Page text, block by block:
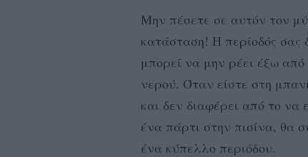
Μην πέσετε σε αυτόν τον
κατάσταση! Η περίοδός
μπορεί να μην ρέει έξω από
νερού. Όταν είστε στη
και δεν διαφέρει από το να
ένα πάρτι στην πισίνα, θα
ένα κύπελλο περιόδου.